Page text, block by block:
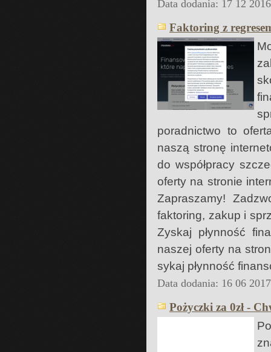
Data dodania: 17 12
Faktoring z
poradnictwo to
naszą stronę
do współpracy
oferty na stronie
Zapraszamy!
faktoring, zakup i
Zyskaj płynność
naszej oferty na
sykaj płynność
Data dodania: 16 06
Pożyczki za 0zł -